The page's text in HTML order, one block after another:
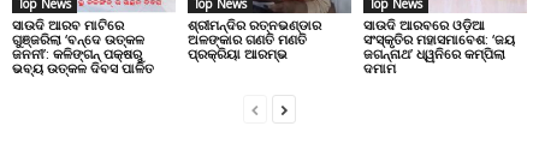
ସାଉଦି ଆରବ ମାଟିରେ
ଗୁଞ୍ଜରିଲା ‘ବନ୍ଦେ ଉତ୍କଳ
ଜନନୀ’: କଳିଙ୍ଗନ୍ ପକ୍ଷରୁ
ଭବ୍ୟ ଉତ୍କଳ ଦିବସ ପାଳିତ
ଶ୍ରୀମନ୍ଦିର ରତ୍ନଭଣ୍ଡାର
ଅଳଙ୍କାର ଗଣତି ମଣତି
ପ୍ରକ୍ରିୟା ଆରମ୍ଭ
ସାଉଦି ଆରବରେ ଓଡ଼ିଆ
ସଂସ୍କୃତିର ମହାସମାବେଶ: ‘ଜୟ
ଜଗନ୍ନାଥ’ ଧ୍ୱନିରେ କମ୍ପିଲା
ଦମାମ